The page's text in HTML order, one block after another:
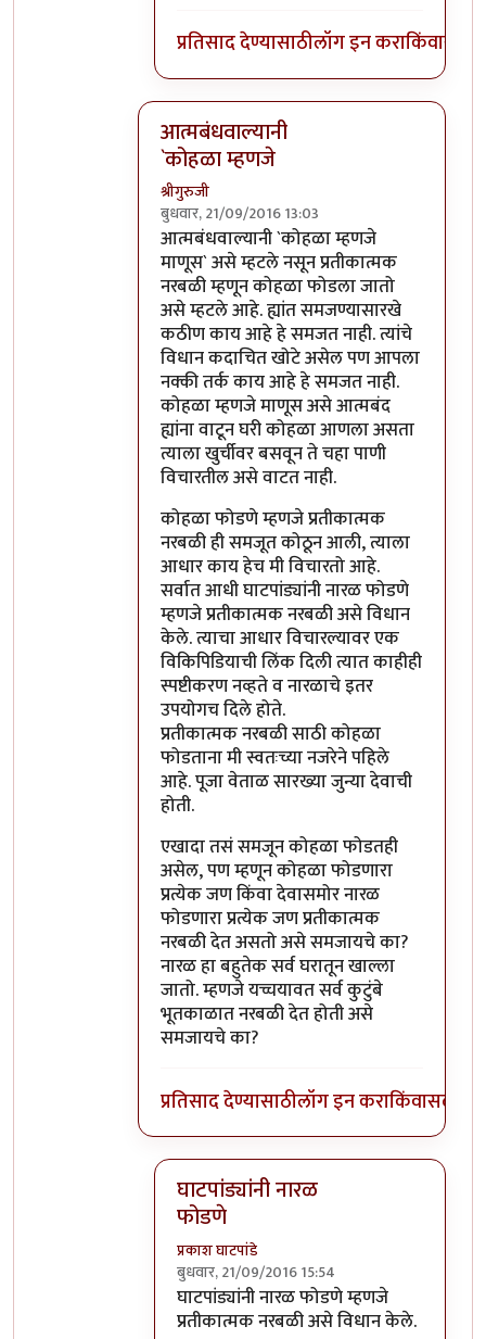
प्रतिसाद देण्यासाठीलॉग इन कराकिंवा
आत्मबंधवाल्यानी
`कोहळा म्हणजे
श्रीगुरुजी
बुधवार, 21/09/2016 13:03
In reply toआत्मबंधवाल्यानी `कोहळा म्हणजे
आत्मबंधवाल्यानी `कोहळा म्हणजे
माणूस` असे म्हटले नसून प्रतीकात्मक
नरबळी म्हणून कोहळा फोडला जातो
असे म्हटले आहे. ह्यांत समजण्यासारखे
कठीण काय आहे हे समजत नाही. त्यांचे
विधान कदाचित खोटे असेल पण आपला
नक्की तर्क काय आहे हे समजत नाही.
कोहळा म्हणजे माणूस असे आत्मबंद
ह्यांना वाटून घरी कोहळा आणला असता
त्याला खुर्चीवर बसवून ते चहा पाणी
विचारतील असे वाटत नाही.
कोहळा फोडणे म्हणजे प्रतीकात्मक
नरबळी ही समजूत कोठून आली, त्याला
आधार काय हेच मी विचारतो आहे.
सर्वात आधी घाटपांड्यांनी नारळ फोडणे
म्हणजे प्रतीकात्मक नरबळी असे विधान
केले. त्याचा आधार विचारल्यावर एक
विकिपिडियाची लिंक दिली त्यात काहीही
स्पष्टीकरण नव्हते व नारळाचे इतर
उपयोगच दिले होते.
प्रतीकात्मक नरबळी साठी कोहळा
फोडताना मी स्वतःच्या नजरेने पहिले
आहे. पूजा वेताळ सारख्या जुन्या देवाची
होती.
एखादा तसं समजून कोहळा फोडतही
असेल, पण म्हणून कोहळा फोडणारा
प्रत्येक जण किंवा देवासमोर नारळ
फोडणारा प्रत्येक जण प्रतीकात्मक
नरबळी देत असतो असे समजायचे का?
नारळ हा बहुतेक सर्व घरातून खाल्ला
जातो. म्हणजे यच्चयावत सर्व कुटुंबे
भूतकाळात नरबळी देत होती असे
समजायचे का?
प्रतिसाद देण्यासाठीलॉग इन कराकिंवासदस्य
घाटपांड्यांनी नारळ
फोडणे
प्रकाश घाटपांडे
बुधवार, 21/09/2016 15:54
In reply toआत्मबंधवाल्यानी `कोहळा म्हणजे
घाटपांड्यांनी नारळ फोडणे म्हणजे
प्रतीकात्मक नरबळी असे विधान केले.